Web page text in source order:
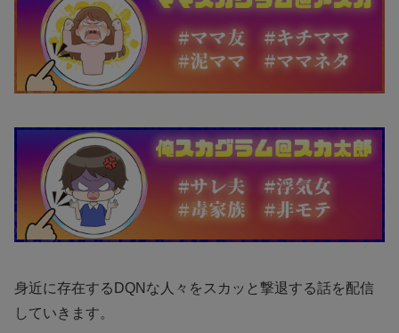
身近に存在するDQNな人々をスカッと撃退する話を配信
していきます。